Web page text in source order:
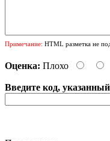
Примечание: HTML разметка не
Оценка: Плохо
Введите код,